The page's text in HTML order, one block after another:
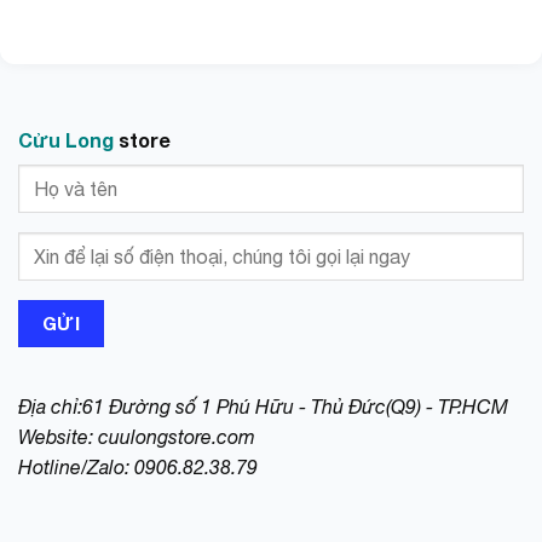
#nhietkedientu #nhietkedonuocphasua #nhietamke
#nhietkeomron #nhietkedonuoc #nhietkemicrolife
#nhietkedientumicrolife #nhietkedonhietdonuoc
#nhietkedonuoctamchobe #nhietkebeca
#nhietkedientudonuoc #nhietkedonuoctam
Cửu Long store
Địa chỉ:61 Đường số 1 Phú Hữu - Thủ Đức(Q9) - TP.HCM
Website: cuulongstore.com
Hotline/Zalo: 0906.82.38.79